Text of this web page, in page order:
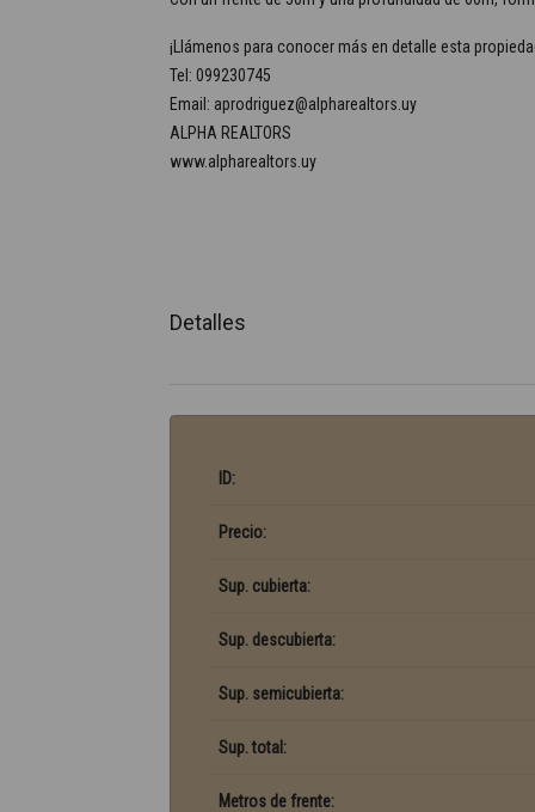
¡Llámenos para conocer más en detalle esta
Tel: 099230745
Email: aprodriguez@alpharealtors.uy
ALPHA REALTORS
www.alpharealtors.uy
Detalles
ID:
Precio:
Sup. cubierta:
Sup. descubierta:
Sup. semicubierta:
Sup. total:
Metros de frente: